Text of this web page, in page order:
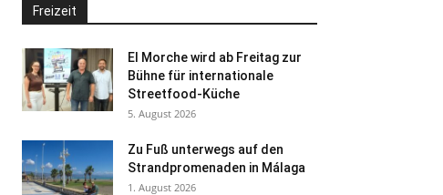
Freizeit
El Morche wird ab Freitag zur
Bühne für internationale
Streetfood-Küche
5. August 2026
Zu Fuß unterwegs auf den
Strandpromenaden in Málaga
1. August 2026